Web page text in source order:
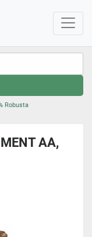
Robusta
AA,